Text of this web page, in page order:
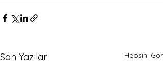
Son Yazılar Hepsini Gör